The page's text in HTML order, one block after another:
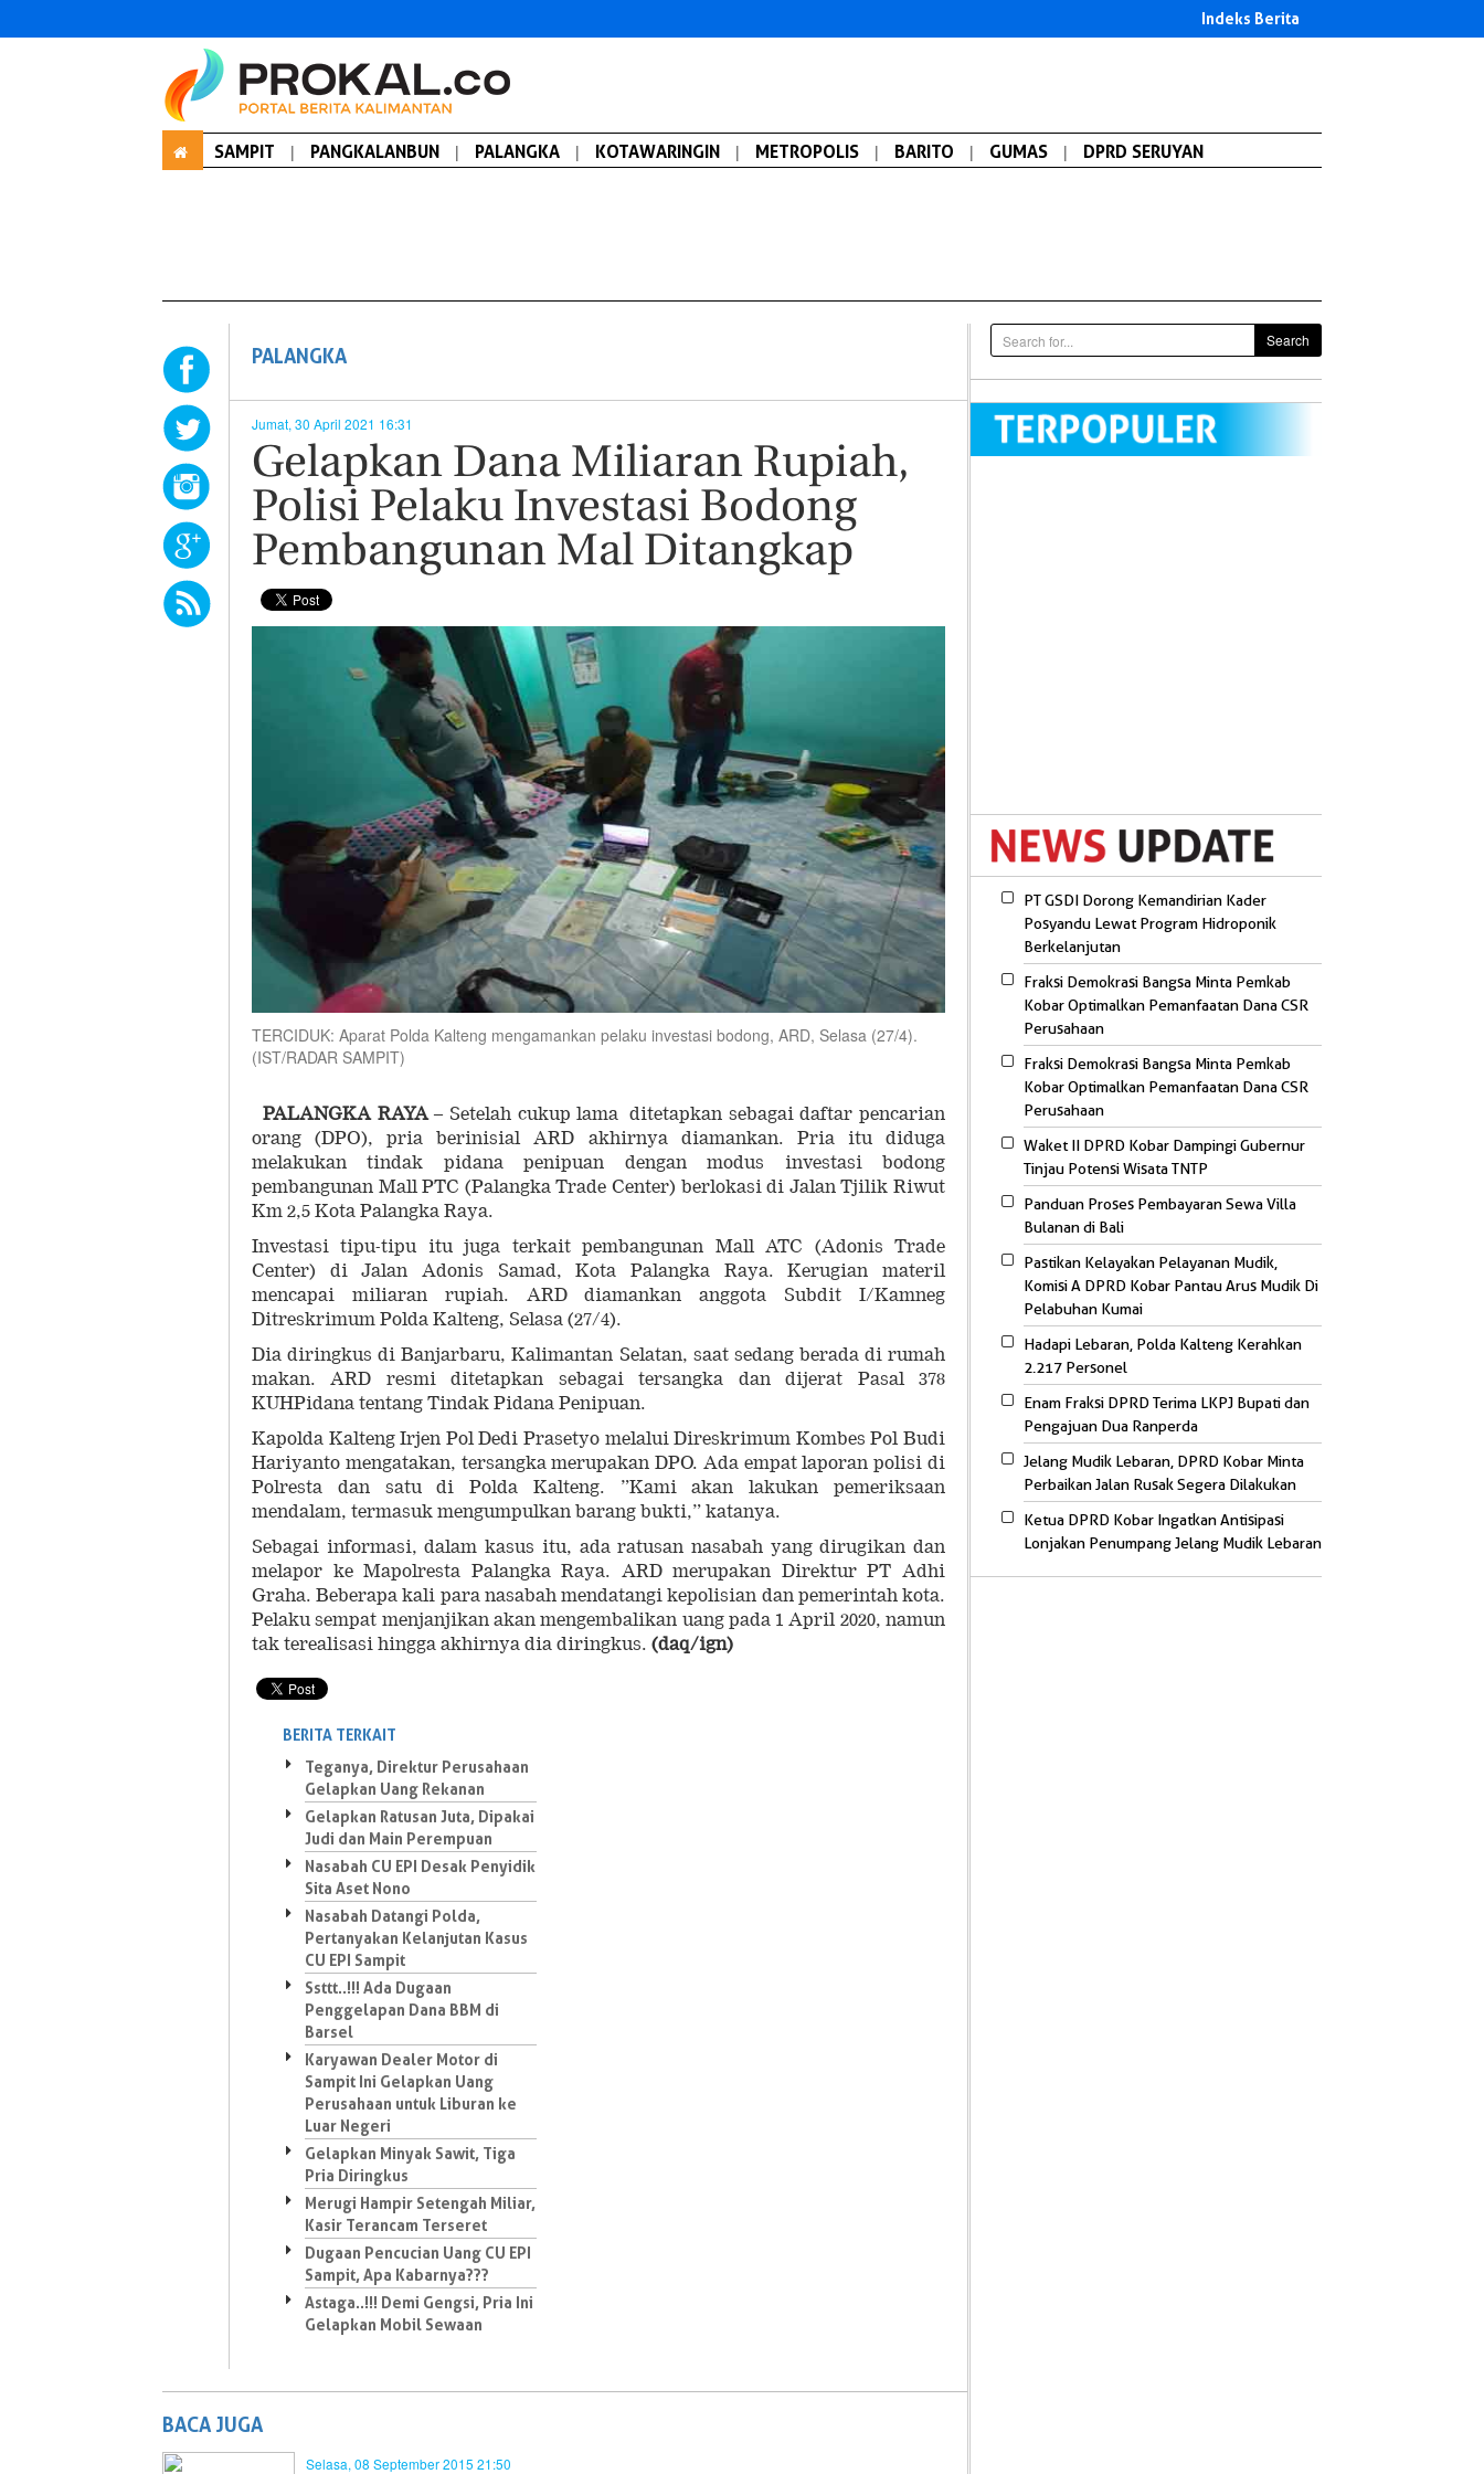
Indeks Berita
SAMPIT | PANGKALANBUN | PALANGKA | KOTAWARINGIN | METROPOLIS | BARITO | GUMAS | DPRD SERUYAN
PALANGKA
Jumat, 30 April 2021 16:31
Gelapkan Dana Miliaran Rupiah,
Polisi Pelaku Investasi Bodong
Pembangunan Mal Ditangkap
TERCIDUK: Aparat Polda Kalteng mengamankan pelaku investasi bodong, ARD, Selasa (27/4).
(IST/RADAR SAMPIT)
PALANGKA RAYA– Setelah cukup lama ditetapkan sebagai daftar pencarian
orang (DPO), pria berinisial ARD akhirnya diamankan. Pria itu diduga
melakukan tindak pidana penipuan dengan modus investasi bodong
pembangunan Mall PTC (Palangka Trade Center) berlokasi di Jalan Tjilik Riwut
Km 2,5 Kota Palangka Raya.
Investasi tipu-tipu itu juga terkait pembangunan Mall ATC (Adonis Trade
Center) di Jalan Adonis Samad, Kota Palangka Raya. Kerugian materil
mencapai miliaran rupiah. ARD diamankan anggota Subdit I/Kamneg
Ditreskrimum Polda Kalteng, Selasa (27/4).
Dia diringkus di Banjarbaru, Kalimantan Selatan, saat sedang berada di rumah
makan. ARD resmi ditetapkan sebagai tersangka dan dijerat Pasal 378
KUHPidana tentang Tindak Pidana Penipuan.
Kapolda Kalteng Irjen Pol Dedi Prasetyo melalui Direskrimum Kombes Pol Budi
Hariyanto mengatakan, tersangka merupakan DPO. Ada empat laporan polisi di
Polresta dan satu di Polda Kalteng. ”Kami akan lakukan pemeriksaan
mendalam, termasuk mengumpulkan barang bukti,” katanya.
Sebagai informasi, dalam kasus itu, ada ratusan nasabah yang dirugikan dan
melapor ke Mapolresta Palangka Raya. ARD merupakan Direktur PT Adhi
Graha. Beberapa kali para nasabah mendatangi kepolisian dan pemerintah kota.
Pelaku sempat menjanjikan akan mengembalikan uang pada 1 April 2020, namun
tak terealisasi hingga akhirnya dia diringkus. (daq/ign)
BERITA TERKAIT
Teganya, Direktur Perusahaan
Gelapkan Uang Rekanan
Gelapkan Ratusan Juta, Dipakai
Judi dan Main Perempuan
Nasabah CU EPI Desak Penyidik
Sita Aset Nono
Nasabah Datangi Polda,
Pertanyakan Kelanjutan Kasus
CU EPI Sampit
Ssttt..!!! Ada Dugaan
Penggelapan Dana BBM di
Barsel
Karyawan Dealer Motor di
Sampit Ini Gelapkan Uang
Perusahaan untuk Liburan ke
Luar Negeri
Gelapkan Minyak Sawit, Tiga
Pria Diringkus
Merugi Hampir Setengah Miliar,
Kasir Terancam Terseret
Dugaan Pencucian Uang CU EPI
Sampit, Apa Kabarnya???
Astaga..!!! Demi Gengsi, Pria Ini
Gelapkan Mobil Sewaan
BACA JUGA
Selasa, 08 September 2015 21:50
Search
PT GSDI Dorong Kemandirian Kader
Posyandu Lewat Program Hidroponik
Berkelanjutan
Fraksi Demokrasi Bangsa Minta Pemkab
Kobar Optimalkan Pemanfaatan Dana CSR
Perusahaan
Fraksi Demokrasi Bangsa Minta Pemkab
Kobar Optimalkan Pemanfaatan Dana CSR
Perusahaan
Waket II DPRD Kobar Dampingi Gubernur
Tinjau Potensi Wisata TNTP
Panduan Proses Pembayaran Sewa Villa
Bulanan di Bali
Pastikan Kelayakan Pelayanan Mudik,
Komisi A DPRD Kobar Pantau Arus Mudik Di
Pelabuhan Kumai
Hadapi Lebaran, Polda Kalteng Kerahkan
2.217 Personel
Enam Fraksi DPRD Terima LKPJ Bupati dan
Pengajuan Dua Ranperda
Jelang Mudik Lebaran, DPRD Kobar Minta
Perbaikan Jalan Rusak Segera Dilakukan
Ketua DPRD Kobar Ingatkan Antisipasi
Lonjakan Penumpang Jelang Mudik Lebaran